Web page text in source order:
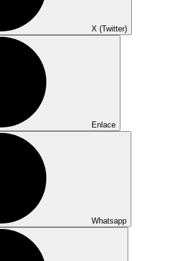
X (Twitter)
Enlace
Whatsapp